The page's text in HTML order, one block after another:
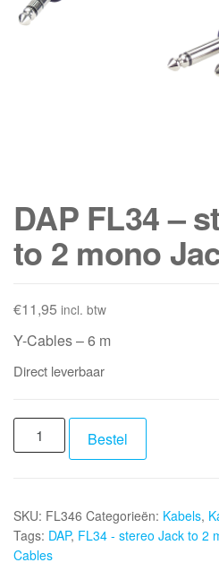
DAP FL34 –
to 2 mono
€11,95 incl. btw
Y-Cables – 6 m
Direct leverbaar
DAP
FL34
Jack
to
2
Bestel
SKU: FL346 Categorieën: Kabels,
Tags: DAP, FL34 - stereo Jack to 2
Cables